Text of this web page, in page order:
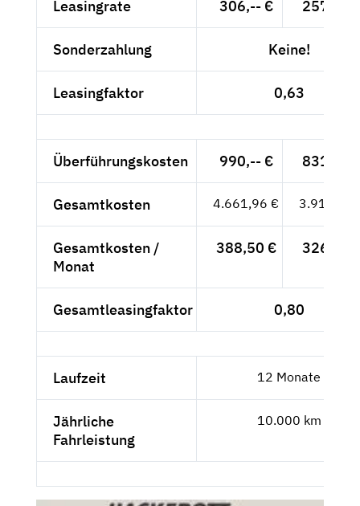
Leasingrate 306,-- € 257,14
Sonderzahlung Keine!
Leasingfaktor 0,63
Überführungskosten 990,-- € 831,93
Gesamtkosten 4.661,96 € 3.917,61
Gesamtkosten /
Monat
388,50 € 326,47
Gesamtleasingfaktor 0,80
Laufzeit 12 Monate
Jährliche
Fahrleistung
10.000 km